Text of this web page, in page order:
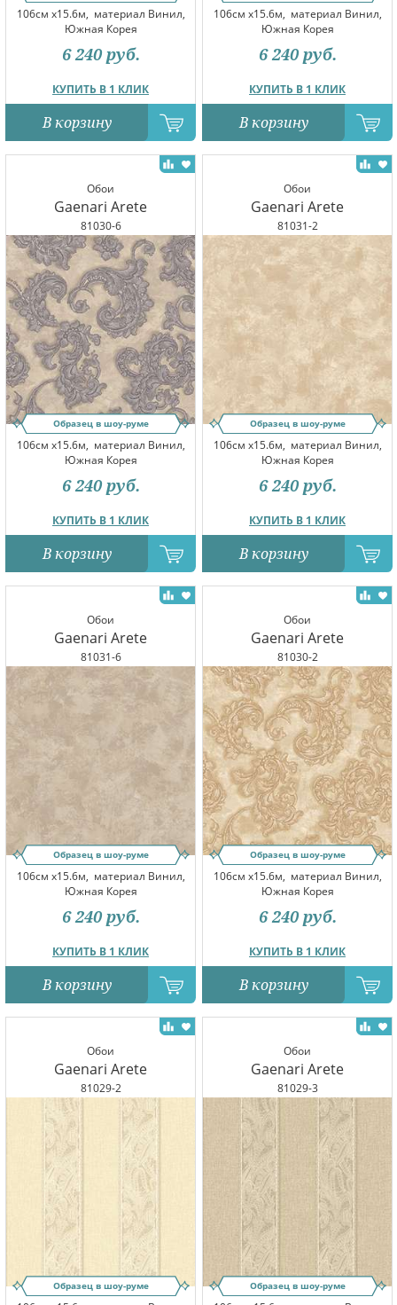
106см x15.6м, материал Винил,
Южная Корея
КУПИТЬ В 1 КЛИК
6 240 руб.
В корзину
106см x15.6м, материал Винил,
Южная Корея
КУПИТЬ В 1 КЛИК
6 240 руб.
В корзину
Обои
Gaenari Arete
81030-6
Образец в шоу-руме
106см x15.6м, материал Винил,
Южная Корея
КУПИТЬ В 1 КЛИК
6 240 руб.
В корзину
Обои
Gaenari Arete
81031-2
Образец в шоу-руме
106см x15.6м, материал Винил,
Южная Корея
КУПИТЬ В 1 КЛИК
6 240 руб.
В корзину
Обои
Gaenari Arete
81031-6
Образец в шоу-руме
106см x15.6м, материал Винил,
Южная Корея
КУПИТЬ В 1 КЛИК
6 240 руб.
В корзину
Обои
Gaenari Arete
81030-2
Образец в шоу-руме
106см x15.6м, материал Винил,
Южная Корея
КУПИТЬ В 1 КЛИК
6 240 руб.
В корзину
Обои
Gaenari Arete
81029-2
Образец в шоу-руме
Обои
Gaenari Arete
81029-3
Образец в шоу-руме